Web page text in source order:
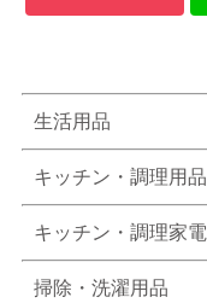
生活用品
キッチン・調理用品
キッチン・調理家電
掃除・洗濯用品